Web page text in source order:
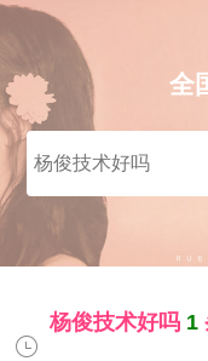
全
杨俊技术好吗 1